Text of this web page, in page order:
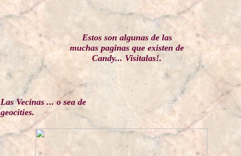
Estos son algunas de las
muchas paginas que existen de
Candy... Visitalas!.
Las Vecinas ... o sea de
geocities.